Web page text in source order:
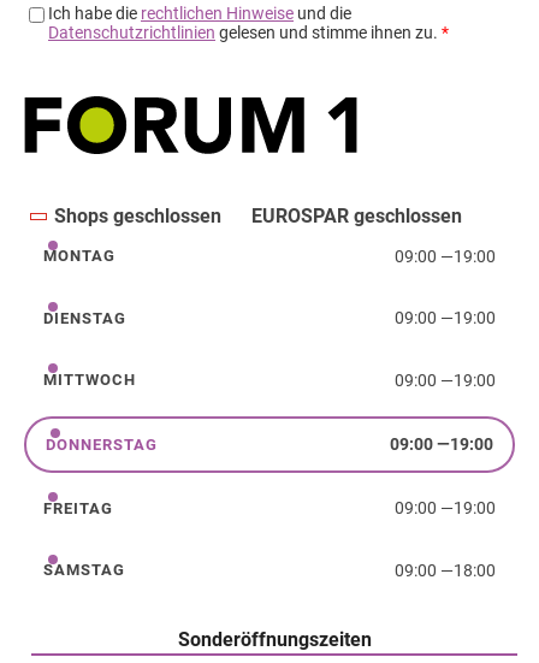
Shops geschlossen EUROSPAR geschlossen
Montag
MONTAG 09:00 —19:00
Dienstag
DIENSTAG 09:00 —19:00
Mittwoch
MITTWOCH 09:00 —19:00
Donnerstag
DONNERSTAG 09:00—19:00
Freitag
FREITAG 09:00 —19:00
Samstag
SAMSTAG 09:00 —18:00
Sonderöffnungszeiten